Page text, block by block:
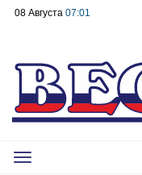
08 Августа 07:01
Toggle